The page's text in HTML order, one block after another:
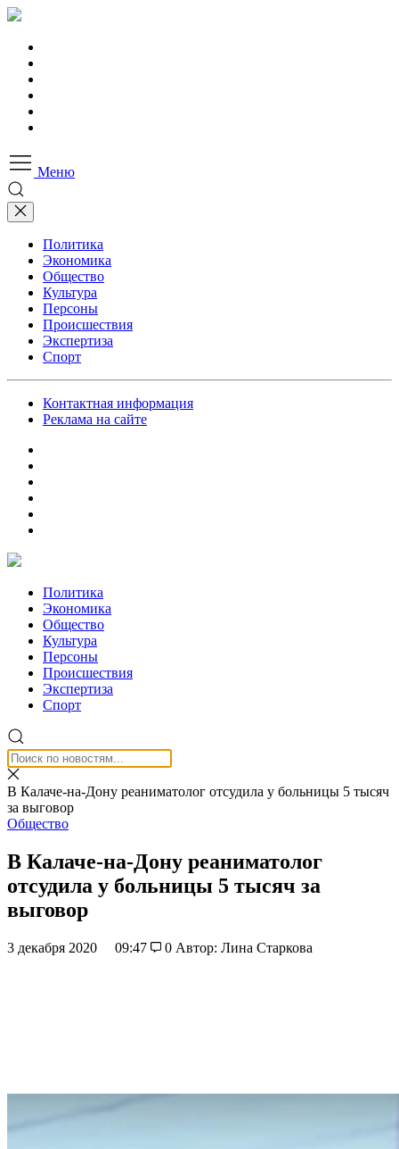
Меню
Политика
Экономика
Общество
Культура
Персоны
Происшествия
Экспертиза
Спорт
Контактная информация
Реклама на сайте
Политика
Экономика
Общество
Культура
Персоны
Происшествия
Экспертиза
Спорт
В Калаче-на-Дону реаниматолог отсудила у больницы 5 тысяч
за выговор
Общество
В Калаче-на-Дону реаниматолог
отсудила у больницы 5 тысяч за
выговор
3 декабря 2020 09:47 0 Автор: Лина Старкова